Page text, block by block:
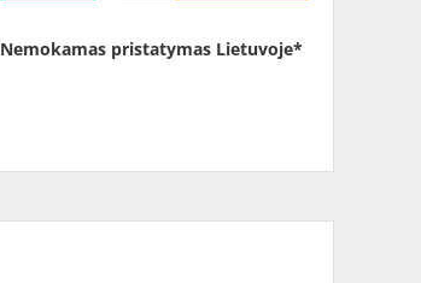
Nemokamas pristatymas Lietuvoje*